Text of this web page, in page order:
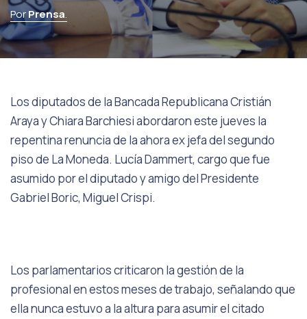
PorPrensa.
Los diputados de la Bancada Republicana Cristián
Araya y Chiara Barchiesi abordaron este jueves la
repentina renuncia de la ahora ex jefa del segundo
piso de La Moneda. Lucía Dammert, cargo que fue
asumido por el diputado y amigo del Presidente
Gabriel Boric, Miguel Crispi.
Los parlamentarios criticaron la gestión de la
profesional en estos meses de trabajo, señalando que
ella nunca estuvo a la altura para asumir el citado